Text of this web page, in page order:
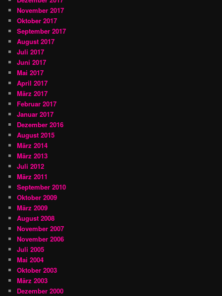
November 2017
Oktober 2017
September 2017
August 2017
Juli 2017
Juni 2017
Mai 2017
April 2017
März 2017
Februar 2017
Januar 2017
Dezember 2016
August 2015
März 2014
März 2013
Juli 2012
März 2011
September 2010
Oktober 2009
März 2009
August 2008
November 2007
November 2006
Juli 2005
Mai 2004
Oktober 2003
März 2003
Dezember 2000